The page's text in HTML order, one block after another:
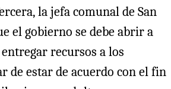
la jefa comunal de San
el gobierno se debe abrir a
recursos a los
de estar de acuerdo con el fin